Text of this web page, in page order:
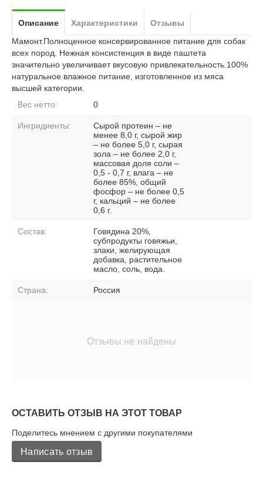
Описание Характеристики
Отзывы
Мамонт.Полноценное консервированное питание для собак
всех пород. Нежная консистенция в виде паштета
значительно увеличивает вкусовую привлекательность.100%
натуральное влажное питание, изготовленное из мяса
высшей категории.
Вес нетто:
0
Ингридиенты:
Сырой протеин – не
менее 8,0 г, сырой жир
– не более 5,0 г, сырая
зола – не более 2,0 г,
массовая доля соли –
0,5 - 0,7 г, влага – не
более 85%, общий
фосфор – не более 0,5
г, кальций – не более
0,6 г.
Состав:
Говядина 20%,
субпродукты говяжьи,
злаки, желирующая
добавка, растительное
масло, соль, вода.
Страна: Россия
Отзывы не найдены
ОСТАВИТЬ ОТЗЫВ НА ЭТОТ ТОВАР
Поделитесь мнением с другими покупателями
Написать отзыв